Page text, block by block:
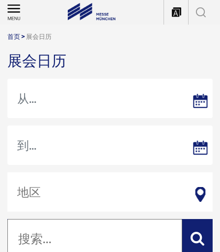
首页> 展会日历
展会日历